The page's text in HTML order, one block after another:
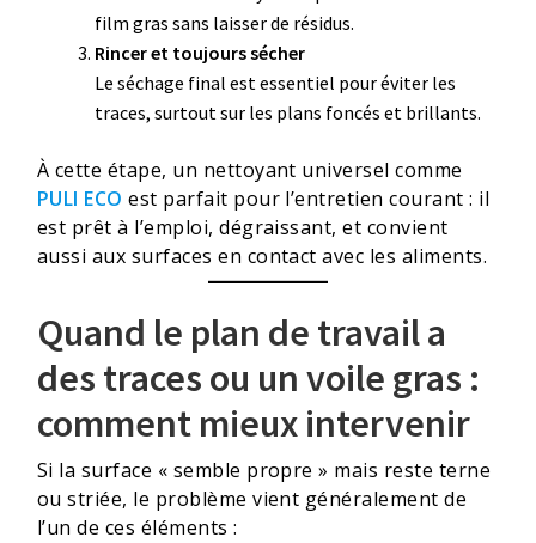
film gras sans laisser de résidus.
Rincer et toujours sécher
Le séchage final est essentiel pour éviter les
traces, surtout sur les plans foncés et brillants.
À cette étape, un nettoyant universel comme
PULI ECO est parfait pour l’entretien courant : il
est prêt à l’emploi, dégraissant, et convient
aussi aux surfaces en contact avec les aliments.
Quand le plan de travail a
des traces ou un voile gras :
comment mieux intervenir
Si la surface « semble propre » mais reste terne
ou striée, le problème vient généralement de
l’un de ces éléments :